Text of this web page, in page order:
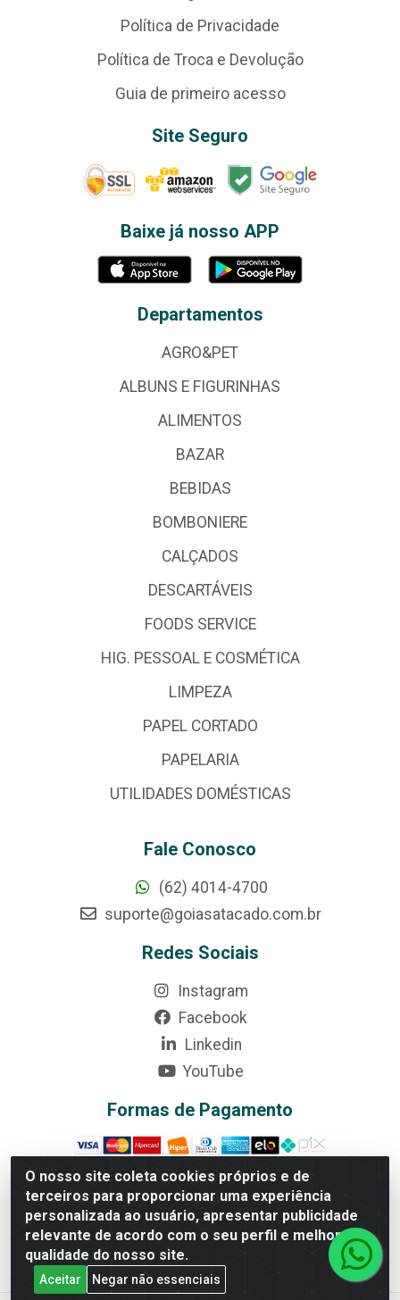
O nosso site coleta cookies próprios e de
terceiros para proporcionar uma experiência
personalizada ao usuário, apresentar publicidade
relevante de acordo com o seu perfil e melhorar a
qualidade do nosso site.
Aceitar Negar não essenciais
Política de Privacidade
Política de Troca e Devolução
Guia de primeiro acesso
Site Seguro
Baixe já nosso APP
Departamentos
AGRO&PET
ALBUNS E FIGURINHAS
ALIMENTOS
BAZAR
BEBIDAS
BOMBONIERE
CALÇADOS
DESCARTÁVEIS
FOODS SERVICE
HIG. PESSOAL E COSMÉTICA
LIMPEZA
PAPEL CORTADO
PAPELARIA
UTILIDADES DOMÉSTICAS
Fale Conosco
(62) 4014-4700
suporte@goiasatacado.com.br
Redes Sociais
Instagram
Facebook
Linkedin
YouTube
Formas de Pagamento
Rede Brasil - Avenida Universitária, nº 3860, Jardim das
Américas II Etapa - Anápolis/GO - CEP 75070-415 -
CNPJ 07.728.073/0002-24